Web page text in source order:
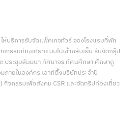
ห้บริการรับจัดแพ็คเกจทัวร์ จองโรงแรมที่พัก
กรรมท่องเที่ยวแบบไปเช้ากลับเย็น รับจัดกรุ๊ป
ประชุมสัมมนา ทัศนาจร ทัศนศึกษา ศึกษาดู
ภายในองค์กร เอาท์ติ้งบริษัทประจำปี
กิจกรรมเพื่อสังคม CSR และจัดทริปท่องเที่ยว